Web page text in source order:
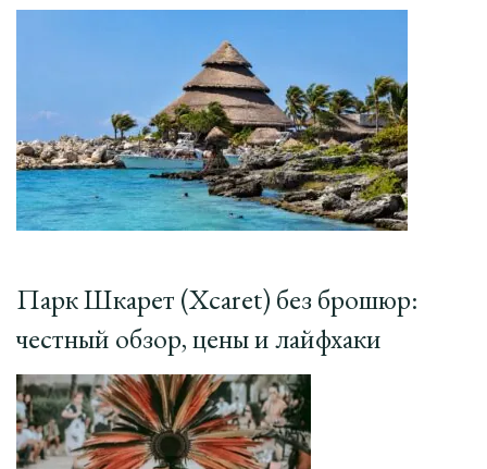
Парк Шкарет (Xcaret) без брошюр:
честный обзор, цены и лайфхаки